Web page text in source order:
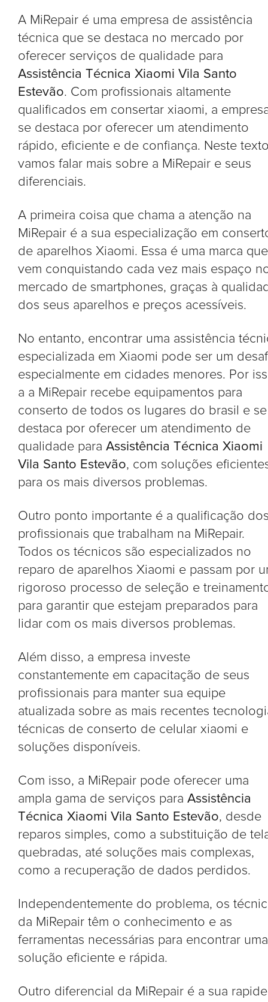
A MiRepair é uma empresa de assistência
técnica que se destaca no mercado por
oferecer serviços de qualidade para
Assistência Técnica Xiaomi Vila Santo
Estevão. Com profissionais altamente
qualificados em consertar xiaomi, a
se destaca por oferecer um atendimento
rápido, eficiente e de confiança. Neste
vamos falar mais sobre a MiRepair e seus
diferenciais.
A primeira coisa que chama a atenção na
MiRepair é a sua especialização em
de aparelhos Xiaomi. Essa é uma marca que
vem conquistando cada vez mais espaço
mercado de smartphones, graças à
dos seus aparelhos e preços acessíveis.
No entanto, encontrar uma assistência
especializada em Xiaomi pode ser um
especialmente em cidades menores. Por
a a MiRepair recebe equipamentos para
conserto de todos os lugares do brasil e se
destaca por oferecer um atendimento de
qualidade para Assistência Técnica Xiaomi
Vila Santo Estevão, com soluções
para os mais diversos problemas.
Outro ponto importante é a qualificação
profissionais que trabalham na MiRepair.
Todos os técnicos são especializados no
reparo de aparelhos Xiaomi e passam por
rigoroso processo de seleção e
para garantir que estejam preparados para
lidar com os mais diversos problemas.
Além disso, a empresa investe
constantemente em capacitação de seus
profissionais para manter sua equipe
atualizada sobre as mais recentes
técnicas de conserto de celular xiaomi e
soluções disponíveis.
Com isso, a MiRepair pode oferecer uma
ampla gama de serviços para Assistência
Técnica Xiaomi Vila Santo Estevão, desde
reparos simples, como a substituição de
quebradas, até soluções mais complexas,
como a recuperação de dados perdidos.
Independentemente do problema, os
da MiRepair têm o conhecimento e as
ferramentas necessárias para encontrar uma
solução eficiente e rápida.
Outro diferencial da MiRepair é a sua